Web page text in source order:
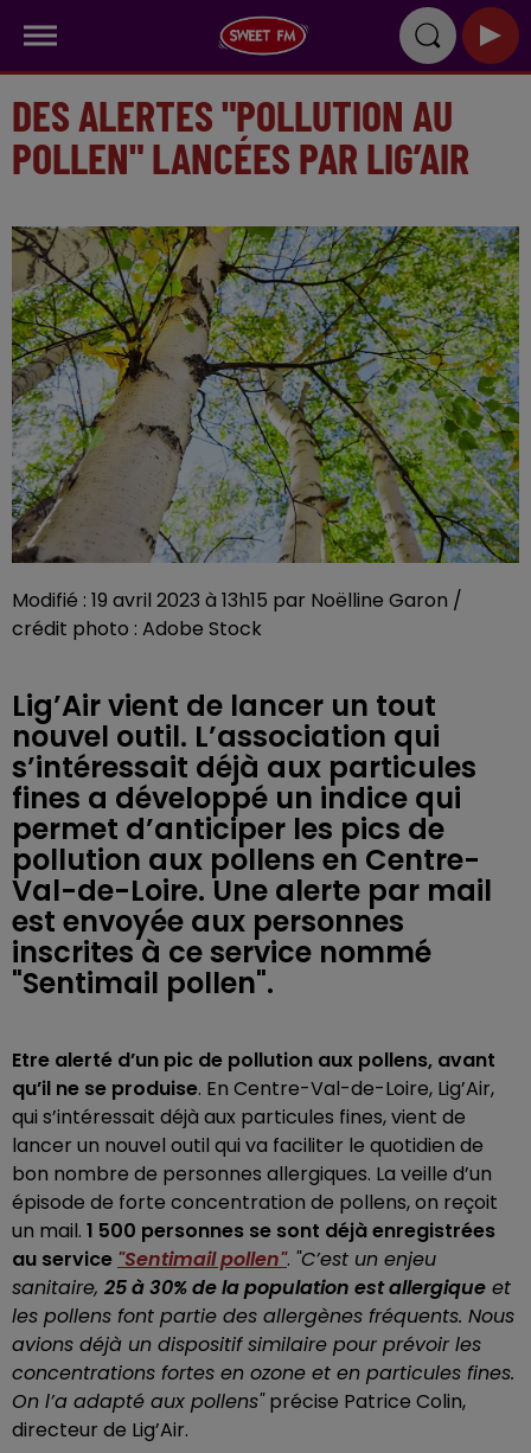
DES ALERTES "POLLUTION AU
POLLEN" LANCÉES PAR LIG’AIR
Modifié : 19 avril 2023 à 13h15 par Noëlline Garon /
crédit photo : Adobe Stock
Lig’Air vient de lancer un tout
nouvel outil. L’association qui
s’intéressait déjà aux particules
fines a développé un indice qui
permet d’anticiper les pics de
pollution aux pollens en Centre-
Val-de-Loire. Une alerte par mail
est envoyée aux personnes
inscrites à ce service nommé
"Sentimail pollen".
Etre alerté d’un pic de pollution aux pollens, avant
qu’il ne se produise. En Centre-Val-de-Loire, Lig’Air,
qui s’intéressait déjà aux particules fines, vient de
lancer un nouvel outil qui va faciliter le quotidien de
bon nombre de personnes allergiques. La veille d’un
épisode de forte concentration de pollens, on reçoit
un mail. 1 500 personnes se sont déjà enregistrées
au service "Sentimail pollen". "C’est un enjeu
sanitaire, 25 à 30% de la population est allergique et
les pollens font partie des allergènes fréquents. Nous
avions déjà un dispositif similaire pour prévoir les
concentrations fortes en ozone et en particules fines.
On l’a adapté aux pollens"précise Patrice Colin,
directeur de Lig’Air.